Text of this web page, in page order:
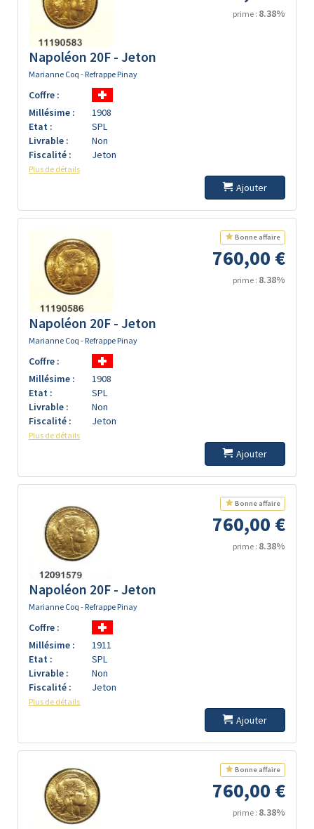
prime : 8.38%
Napoléon 20F - Jeton
Marianne Coq - Refrappe Pinay
Coffre :
Millésime :
1908
Etat :
SPL
Livrable :
Non
Fiscalité :
Jeton
Plus de détails
Ajouter
Bonne affaire
760,00 €
prime : 8.38%
Napoléon 20F - Jeton
Marianne Coq - Refrappe Pinay
Coffre :
Millésime :
1908
Etat :
SPL
Livrable :
Non
Fiscalité :
Jeton
Plus de détails
Ajouter
Bonne affaire
760,00 €
prime : 8.38%
Napoléon 20F - Jeton
Marianne Coq - Refrappe Pinay
Coffre :
Millésime :
1911
Etat :
SPL
Livrable :
Non
Fiscalité :
Jeton
Plus de détails
Ajouter
Bonne affaire
760,00 €
prime : 8.38%